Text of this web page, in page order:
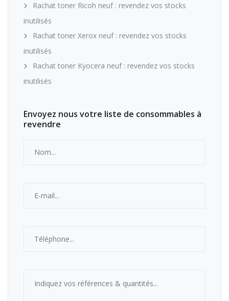
Rachat toner Ricoh neuf : revendez vos stocks
inutilisés
Rachat toner Xerox neuf : revendez vos stocks
inutilisés
Rachat toner Kyocera neuf : revendez vos stocks
inutilisés
Envoyez nous votre liste de consommables à
revendre